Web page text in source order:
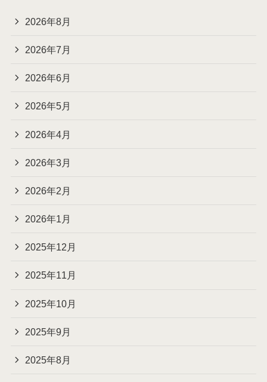
2026年8月
2026年7月
2026年6月
2026年5月
2026年4月
2026年3月
2026年2月
2026年1月
2025年12月
2025年11月
2025年10月
2025年9月
2025年8月